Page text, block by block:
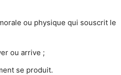
ou physique qui souscrit le
ou arrive ;
se produit.